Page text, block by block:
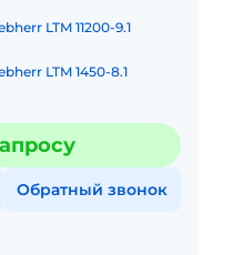
LTM 11200-9.1
LTM 1450-8.1
Обратный звонок